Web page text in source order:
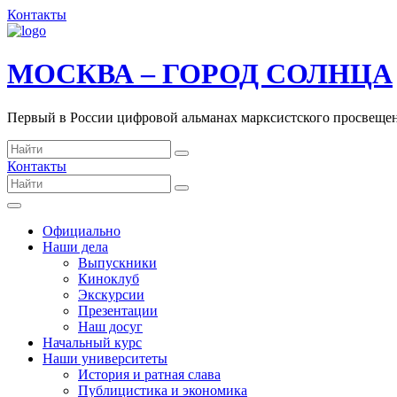
Контакты
МОСКВА – ГОРОД СОЛНЦА
Первый в России цифровой альманах марксистского
Контакты
Официально
Наши дела
Выпускники
Киноклуб
Экскурсии
Презентации
Наш досуг
Начальный курс
Наши университеты
История и ратная слава
Публицистика и экономика